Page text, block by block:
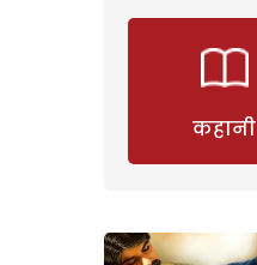
कहानी